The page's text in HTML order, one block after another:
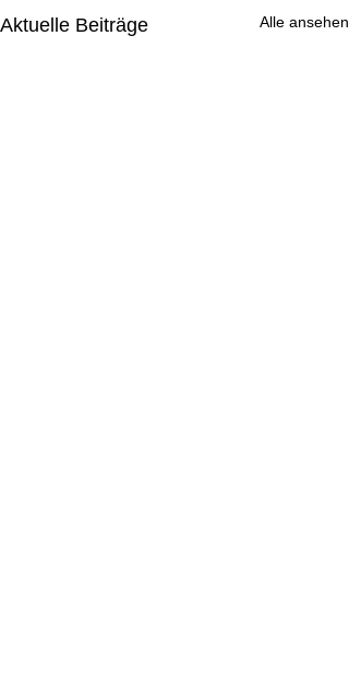
Aktuelle Beiträge Alle ansehen